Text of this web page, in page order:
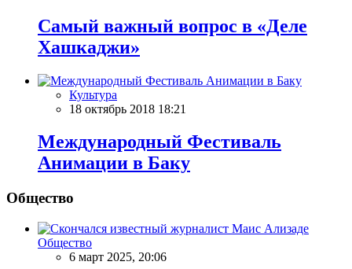
Самый важный вопрос в «Деле
Хашкаджи»
Культура
18 октябрь 2018 18:21
Международный Фестиваль
Анимации в Баку
Общество
Общество
6 март 2025, 20:06